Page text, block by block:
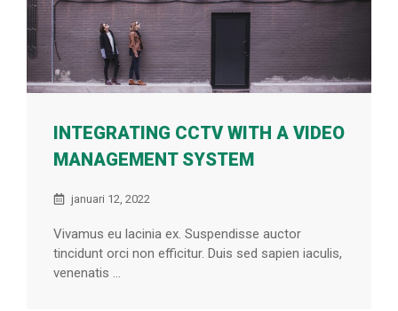
INTEGRATING CCTV WITH A VIDEO
MANAGEMENT SYSTEM
januari 12, 2022
Vivamus eu lacinia ex. Suspendisse auctor
tincidunt orci non efficitur. Duis sed sapien iaculis,
venenatis ...